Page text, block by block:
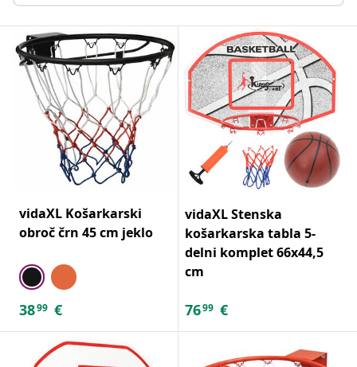
vidaXL Košarkarski
obroč črn 45 cm jeklo
3899 €
vidaXL Stenska
košarkarska tabla 5-
delni komplet 66x44,5
cm
7699 €